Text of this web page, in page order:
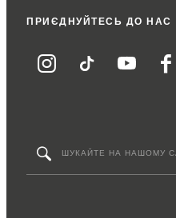
ПРИЄДНУЙТЕСЬ ДО НАС